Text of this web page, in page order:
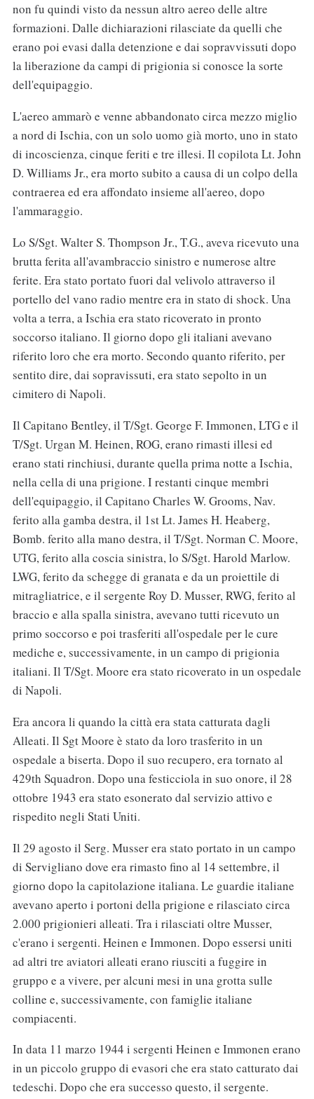
non fu quindi visto da nessun altro aereo delle altre
formazioni. Dalle dichiarazioni rilasciate da quelli che
erano poi evasi dalla detenzione e dai sopravvissuti dopo
la liberazione da campi di prigionia si conosce la sorte
dell'equipaggio.
L'aereo ammarò e venne abbandonato circa mezzo miglio
a nord di Ischia, con un solo uomo già morto, uno in stato
di incoscienza, cinque feriti e tre illesi. Il copilota Lt. John
D. Williams Jr., era morto subito a causa di un colpo della
contraerea ed era affondato insieme all'aereo, dopo
l'ammaraggio.
Lo S/Sgt. Walter S. Thompson Jr., T.G., aveva ricevuto una
brutta ferita all'avambraccio sinistro e numerose altre
ferite. Era stato portato fuori dal velivolo attraverso il
portello del vano radio mentre era in stato di shock. Una
volta a terra, a Ischia era stato ricoverato in pronto
soccorso italiano. Il giorno dopo gli italiani avevano
riferito loro che era morto. Secondo quanto riferito, per
sentito dire, dai sopravissuti, era stato sepolto in un
cimitero di Napoli.
Il Capitano Bentley, il T/Sgt. George F. Immonen, LTG e il
T/Sgt. Urgan M. Heinen, ROG, erano rimasti illesi ed
erano stati rinchiusi, durante quella prima notte a Ischia,
nella cella di una prigione. I restanti cinque membri
dell'equipaggio, il Capitano Charles W. Grooms, Nav.
ferito alla gamba destra, il 1st Lt. James H. Heaberg,
Bomb. ferito alla mano destra, il T/Sgt. Norman C. Moore,
UTG, ferito alla coscia sinistra, lo S/Sgt. Harold Marlow.
LWG, ferito da schegge di granata e da un proiettile di
mitragliatrice, e il sergente Roy D. Musser, RWG, ferito al
braccio e alla spalla sinistra, avevano tutti ricevuto un
primo soccorso e poi trasferiti all'ospedale per le cure
mediche e, successivamente, in un campo di prigionia
italiani. Il T/Sgt. Moore era stato ricoverato in un ospedale
di Napoli.
Era ancora li quando la città era stata catturata dagli
Alleati. Il Sgt Moore è stato da loro trasferito in un
ospedale a biserta. Dopo il suo recupero, era tornato al
429th Squadron. Dopo una festicciola in suo onore, il 28
ottobre 1943 era stato esonerato dal servizio attivo e
rispedito negli Stati Uniti.
Il 29 agosto il Serg. Musser era stato portato in un campo
di Servigliano dove era rimasto fino al 14 settembre, il
giorno dopo la capitolazione italiana. Le guardie italiane
avevano aperto i portoni della prigione e rilasciato circa
2.000 prigionieri alleati. Tra i rilasciati oltre Musser,
c'erano i sergenti. Heinen e Immonen. Dopo essersi uniti
ad altri tre aviatori alleati erano riusciti a fuggire in
gruppo e a vivere, per alcuni mesi in una grotta sulle
colline e, successivamente, con famiglie italiane
compiacenti.
In data 11 marzo 1944 i sergenti Heinen e Immonen erano
in un piccolo gruppo di evasori che era stato catturato dai
tedeschi. Dopo che era successo questo, il sergente.